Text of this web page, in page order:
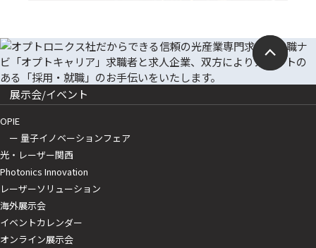
展示会/イベント
OPIE
ー 量子イノベーションフェア
光・レーザー関西
Photonics Innovation
レーザーソリューション
海外展示会
イベントカレンダー
オンライン展示会